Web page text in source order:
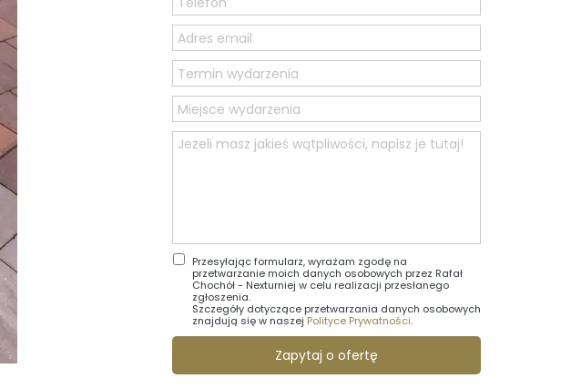
Przesyłając formularz, wyrażam zgodę na
przetwarzanie moich danych osobowych przez Rafał
Chochół - Nexturniej w celu realizacji przesłanego
zgłoszenia.
Szczegóły dotyczące przetwarzania danych osobowych
znajdują się w naszej Polityce Prywatności.
Zapytaj o ofertę